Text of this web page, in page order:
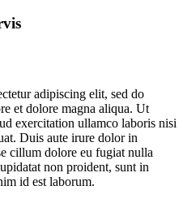
adipiscing elit, sed do
et dolore magna aliqua. Ut
exercitation ullamco laboris nisi
Duis aute irure dolor in
cillum dolore eu fugiat nulla
non proident, sunt in
id est laborum.